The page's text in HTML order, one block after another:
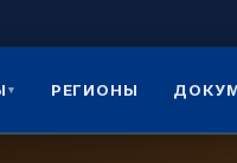
▾ РЕГИОНЫ